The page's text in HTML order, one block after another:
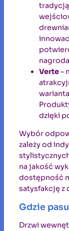
Verte–
dzięki
Wybór
zależy od
na jakość
dostępność
satysfakcję z
Gdzie
Drzwi